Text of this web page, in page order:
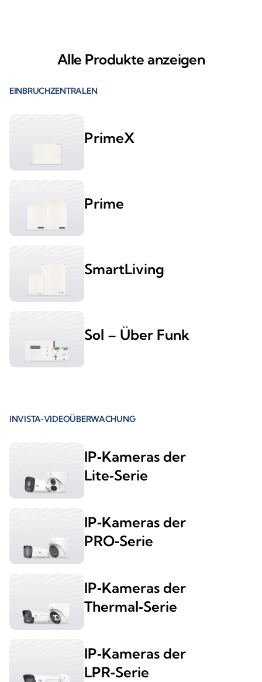
Alle Produkte anzeigen
EINBRUCHZENTRALEN
PrimeX
Prime
SmartLiving
Sol – Über Funk
INVISTA‑VIDEOÜBERWACHUNG
IP‑Kameras der
Lite‑Serie
IP‑Kameras der
PRO‑Serie
IP‑Kameras der
Thermal‑Serie
IP‑Kameras der
LPR‑Serie